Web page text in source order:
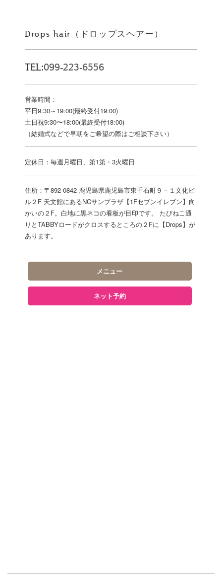
Drops hair（ドロップスヘアー）
TEL:099-223-6556
営業時間：
平日9:30～19:00(最終受付19:00)
土日祝9:30〜18:00(最終受付18:00)
（結婚式などで早朝をご希望の際はご相談下さい）
定休日：毎週月曜日、第1第・3火曜日
住所：〒892-0842 鹿児島県鹿児島市東千石町９－１文化ビ
ル２F 天文館にあるNCサンプラザ【1Fセブンイレブン】向
かいの２F。白地に黒ネコの看板が目印です。 たびねこ通
りとTABBYロードがクロスするところの２Fに【Drops】が
あります。
メニュー
ネット予約